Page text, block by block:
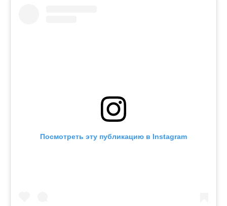
Посмотреть эту публикацию в Instagram